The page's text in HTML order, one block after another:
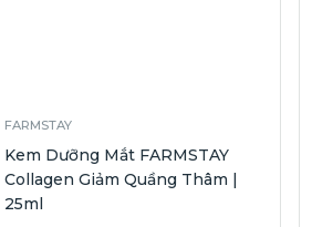
FARMSTAY
Kem Dưỡng Mắt FARMSTAY
Collagen Giảm Quầng Thâm |
25ml